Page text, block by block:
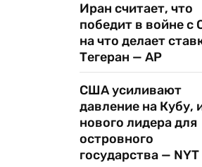
Иран считает, что
победит в войне с
на что делает
Тегеран — AP
США усиливают
давление на Кубу,
нового лидера для
островного
государства — NYT